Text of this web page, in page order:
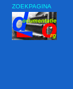
ZOEKPAGINA